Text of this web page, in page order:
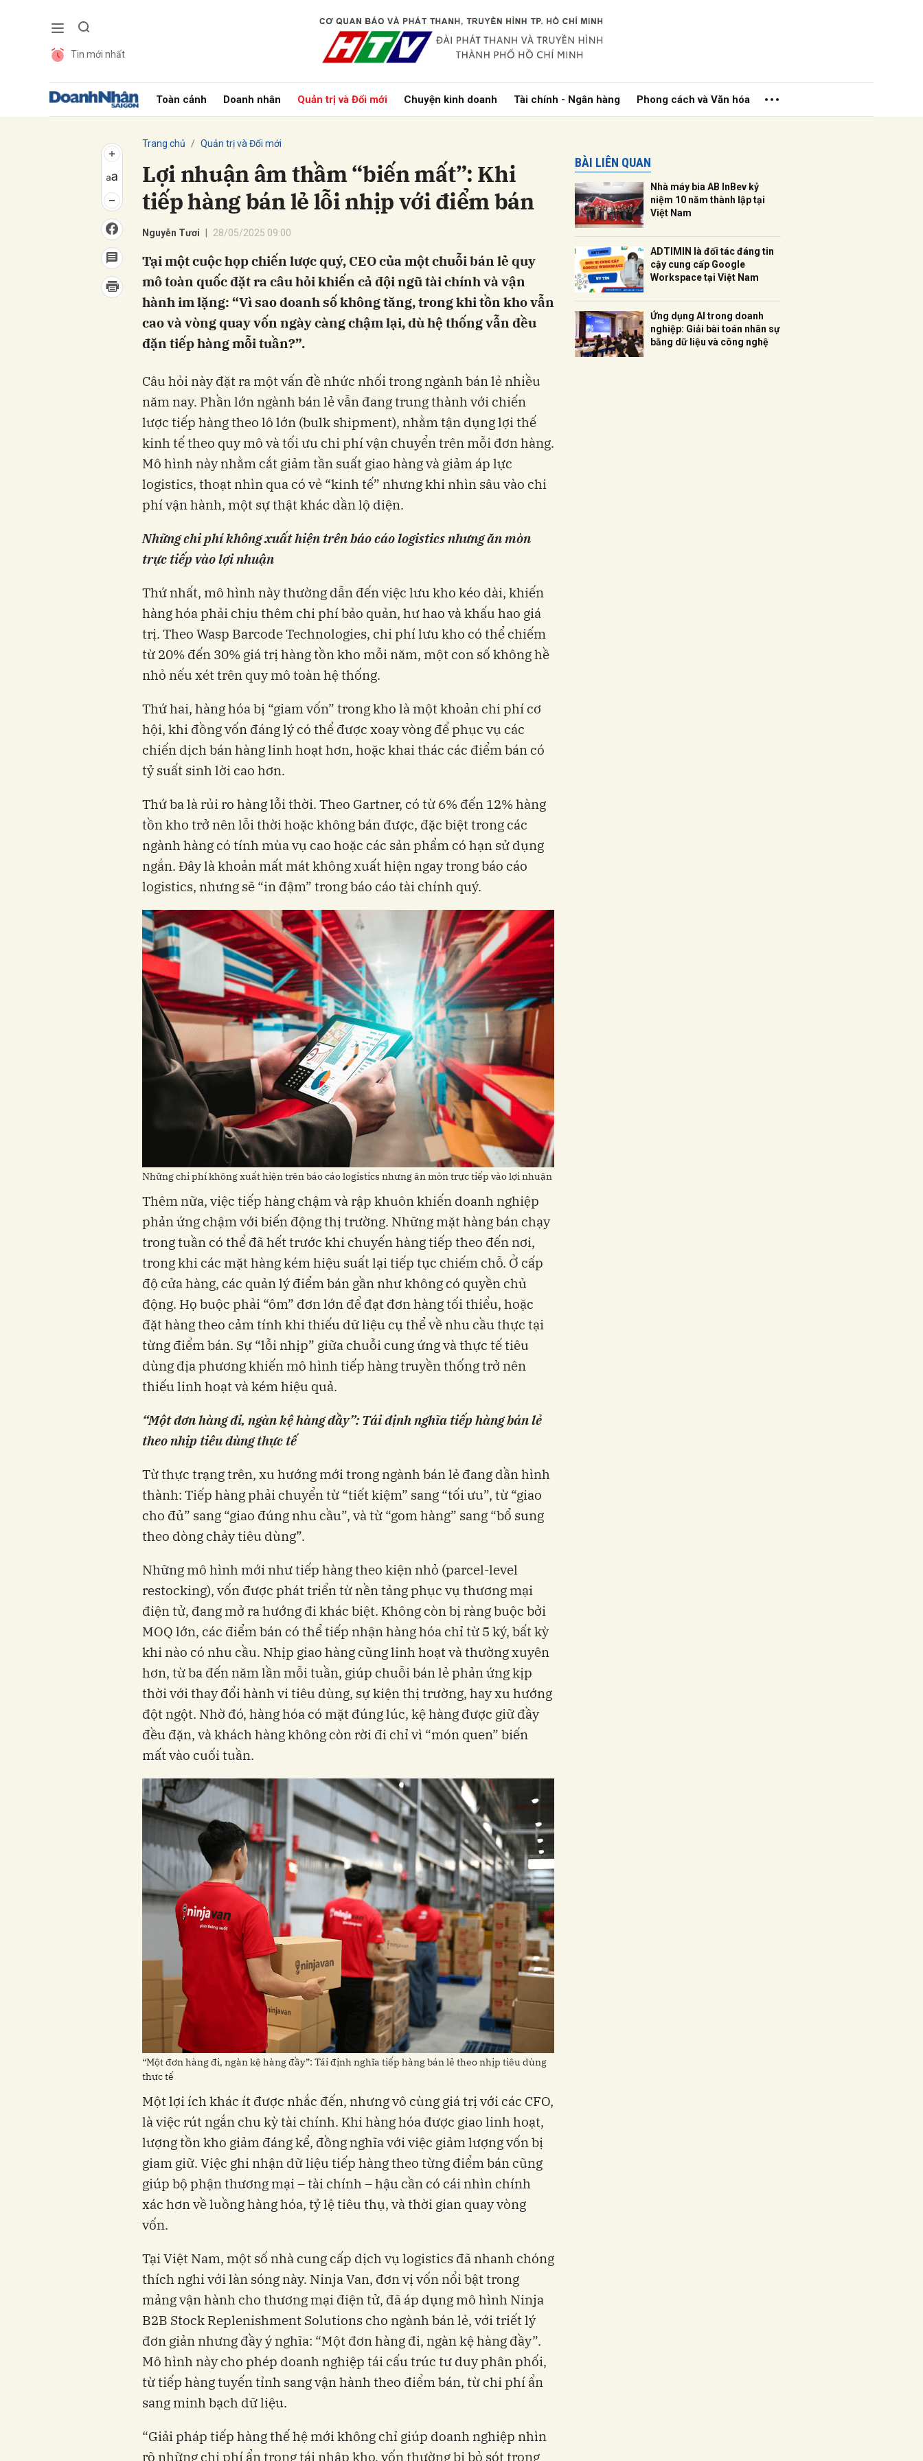
Tin mới nhất
Toàn cảnh Doanh nhân Quản trị và Đổi mới Chuyện kinh doanh Tài chính - Ngân hàng Phong cách và Văn hóa
Trang chủ Quản trị và Đổi mới
Lợi nhuận âm thầm “biến mất”: Khi
tiếp hàng bán lẻ lỗi nhịp với điểm bán
Nguyễn Tươi 28/05/2025 09:00
Tại một cuộc họp chiến lược quý, CEO của một chuỗi bán lẻ quy
mô toàn quốc đặt ra câu hỏi khiến cả đội ngũ tài chính và vận
hành im lặng: “Vì sao doanh số không tăng, trong khi tồn kho vẫn
cao và vòng quay vốn ngày càng chậm lại, dù hệ thống vẫn đều
đặn tiếp hàng mỗi tuần?”.
Câu hỏi này đặt ra một vấn đề nhức nhối trong ngành bán lẻ nhiều
năm nay. Phần lớn ngành bán lẻ vẫn đang trung thành với chiến
lược tiếp hàng theo lô lớn (bulk shipment), nhằm tận dụng lợi thế
kinh tế theo quy mô và tối ưu chi phí vận chuyển trên mỗi đơn hàng.
Mô hình này nhằm cắt giảm tần suất giao hàng và giảm áp lực
logistics, thoạt nhìn qua có vẻ “kinh tế” nhưng khi nhìn sâu vào chi
phí vận hành, một sự thật khác dần lộ diện.
Những chi phí không xuất hiện trên báo cáo logistics nhưng ăn mòn
trực tiếp vào lợi nhuận
Thứ nhất, mô hình này thường dẫn đến việc lưu kho kéo dài, khiến
hàng hóa phải chịu thêm chi phí bảo quản, hư hao và khấu hao giá
trị. Theo Wasp Barcode Technologies, chi phí lưu kho có thể chiếm
từ 20% đến 30% giá trị hàng tồn kho mỗi năm, một con số không hề
nhỏ nếu xét trên quy mô toàn hệ thống.
Thứ hai, hàng hóa bị “giam vốn” trong kho là một khoản chi phí cơ
hội, khi đồng vốn đáng lý có thể được xoay vòng để phục vụ các
chiến dịch bán hàng linh hoạt hơn, hoặc khai thác các điểm bán có
tỷ suất sinh lời cao hơn.
Thứ ba là rủi ro hàng lỗi thời. Theo Gartner, có từ 6% đến 12% hàng
tồn kho trở nên lỗi thời hoặc không bán được, đặc biệt trong các
ngành hàng có tính mùa vụ cao hoặc các sản phẩm có hạn sử dụng
ngắn. Đây là khoản mất mát không xuất hiện ngay trong báo cáo
logistics, nhưng sẽ “in đậm” trong báo cáo tài chính quý.
Những chi phí không xuất hiện trên báo cáo logistics nhưng ăn mòn trực tiếp vào lợi nhuận
Thêm nữa, việc tiếp hàng chậm và rập khuôn khiến doanh nghiệp
phản ứng chậm với biến động thị trường. Những mặt hàng bán chạy
trong tuần có thể đã hết trước khi chuyến hàng tiếp theo đến nơi,
trong khi các mặt hàng kém hiệu suất lại tiếp tục chiếm chỗ. Ở cấp
độ cửa hàng, các quản lý điểm bán gần như không có quyền chủ
động. Họ buộc phải “ôm” đơn lớn để đạt đơn hàng tối thiểu, hoặc
đặt hàng theo cảm tính khi thiếu dữ liệu cụ thể về nhu cầu thực tại
từng điểm bán. Sự “lỗi nhịp” giữa chuỗi cung ứng và thực tế tiêu
dùng địa phương khiến mô hình tiếp hàng truyền thống trở nên
thiếu linh hoạt và kém hiệu quả.
“Một đơn hàng đi, ngàn kệ hàng đầy”: Tái định nghĩa tiếp hàng bán lẻ
theo nhịp tiêu dùng thực tế
Từ thực trạng trên, xu hướng mới trong ngành bán lẻ đang dần hình
thành: Tiếp hàng phải chuyển từ “tiết kiệm” sang “tối ưu”, từ “giao
cho đủ” sang “giao đúng nhu cầu”, và từ “gom hàng” sang “bổ sung
theo dòng chảy tiêu dùng”.
Những mô hình mới như tiếp hàng theo kiện nhỏ (parcel-level
restocking), vốn được phát triển từ nền tảng phục vụ thương mại
điện tử, đang mở ra hướng đi khác biệt. Không còn bị ràng buộc bởi
MOQ lớn, các điểm bán có thể tiếp nhận hàng hóa chỉ từ 5 ký, bất kỳ
khi nào có nhu cầu. Nhịp giao hàng cũng linh hoạt và thường xuyên
hơn, từ ba đến năm lần mỗi tuần, giúp chuỗi bán lẻ phản ứng kịp
thời với thay đổi hành vi tiêu dùng, sự kiện thị trường, hay xu hướng
đột ngột. Nhờ đó, hàng hóa có mặt đúng lúc, kệ hàng được giữ đầy
đều đặn, và khách hàng không còn rời đi chỉ vì “món quen” biến
mất vào cuối tuần.
“Một đơn hàng đi, ngàn kệ hàng đầy”: Tái định nghĩa tiếp hàng bán lẻ theo nhịp tiêu dùng
thực tế
Một lợi ích khác ít được nhắc đến, nhưng vô cùng giá trị với các CFO,
là việc rút ngắn chu kỳ tài chính. Khi hàng hóa được giao linh hoạt,
lượng tồn kho giảm đáng kể, đồng nghĩa với việc giảm lượng vốn bị
giam giữ. Việc ghi nhận dữ liệu tiếp hàng theo từng điểm bán cũng
giúp bộ phận thương mại – tài chính – hậu cần có cái nhìn chính
xác hơn về luồng hàng hóa, tỷ lệ tiêu thụ, và thời gian quay vòng
vốn.
Tại Việt Nam, một số nhà cung cấp dịch vụ logistics đã nhanh chóng
thích nghi với làn sóng này. Ninja Van, đơn vị vốn nổi bật trong
mảng vận hành cho thương mại điện tử, đã áp dụng mô hình Ninja
B2B Stock Replenishment Solutions cho ngành bán lẻ, với triết lý
đơn giản nhưng đầy ý nghĩa: “Một đơn hàng đi, ngàn kệ hàng đầy”.
Mô hình này cho phép doanh nghiệp tái cấu trúc tư duy phân phối,
từ tiếp hàng tuyến tỉnh sang vận hành theo điểm bán, từ chi phí ẩn
sang minh bạch dữ liệu.
“Giải pháp tiếp hàng thế hệ mới không chỉ giúp doanh nghiệp nhìn
rõ những chi phí ẩn trong tái nhập kho, vốn thường bị bỏ sót trong
BÀI LIÊN QUAN
Nhà máy bia AB InBev kỷ
niệm 10 năm thành lập tại
Việt Nam
ADTIMIN là đối tác đáng tin
cậy cung cấp Google
Workspace tại Việt Nam
Ứng dụng AI trong doanh
nghiệp: Giải bài toán nhân sự
bằng dữ liệu và công nghệ
Gửi